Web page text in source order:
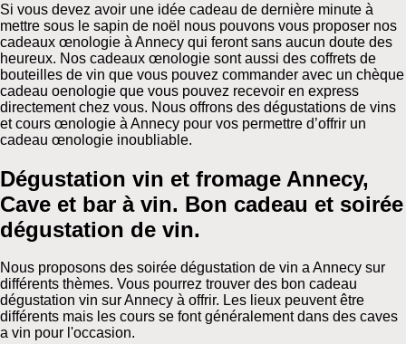
Si vous devez avoir une idée cadeau de dernière minute à
mettre sous le sapin de noël nous pouvons vous proposer nos
cadeaux œnologie à Annecy qui feront sans aucun doute des
heureux. Nos cadeaux œnologie sont aussi des coffrets de
bouteilles de vin que vous pouvez commander avec un chèque
cadeau oenologie que vous pouvez recevoir en express
directement chez vous. Nous offrons des dégustations de vins
et cours œnologie à Annecy pour vos permettre d’offrir un
cadeau œnologie inoubliable.
Dégustation vin et fromage Annecy,
Cave et bar à vin. Bon cadeau et soirée
dégustation de vin.
Nous proposons des soirée dégustation de vin a Annecy sur
différents thèmes. Vous pourrez trouver des bon cadeau
dégustation vin sur Annecy à offrir. Les lieux peuvent être
différents mais les cours se font généralement dans des caves
a vin pour l'occasion.